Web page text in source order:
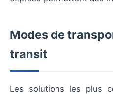
Modes de
transit
Les solutions les plus